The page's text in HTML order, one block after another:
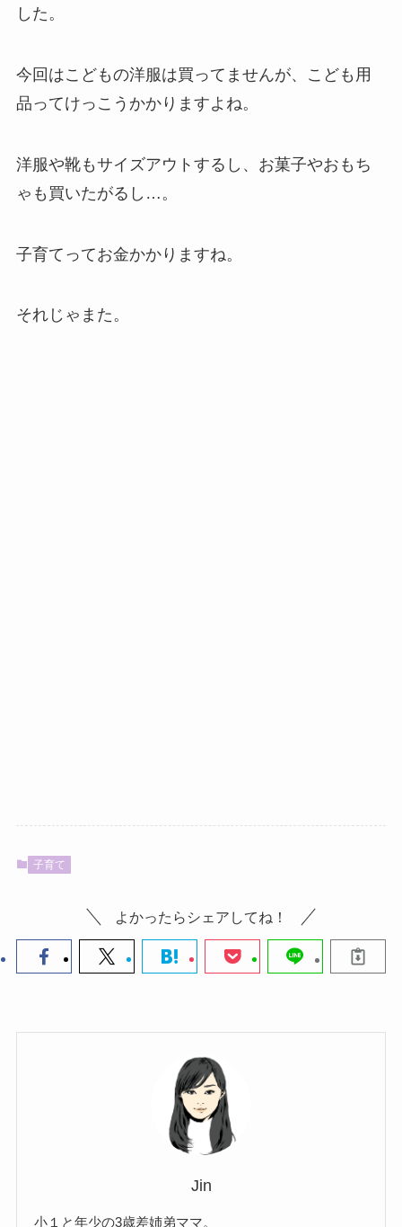
した。
今回はこどもの洋服は買ってませんが、こども用
品ってけっこうかかりますよね。
洋服や靴もサイズアウトするし、お菓子やおもち
ゃも買いたがるし…。
子育てってお金かかりますね。
それじゃまた。
子育て
よかったらシェアしてね！
Jin
小１と年少の3歳差姉弟ママ。